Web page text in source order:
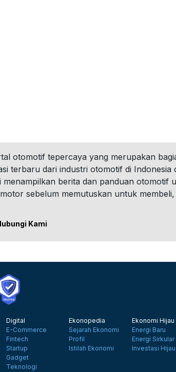
otomotif tepercaya yang merupakan
terbaru dari industri otomotif di Indonesia
menampilkan berita dan panduan otomotif
sebelum memutuskan untuk
Kami
Digital
E-Commerce
Fintech
Startup
Gadget
Teknologi
Ekonopedia
Sejarah Ekonomi
Profil
Istilah Ekonomi
Ekonomi Hijau
Energi Baru
Energi Sirkular
Investasi Hijau